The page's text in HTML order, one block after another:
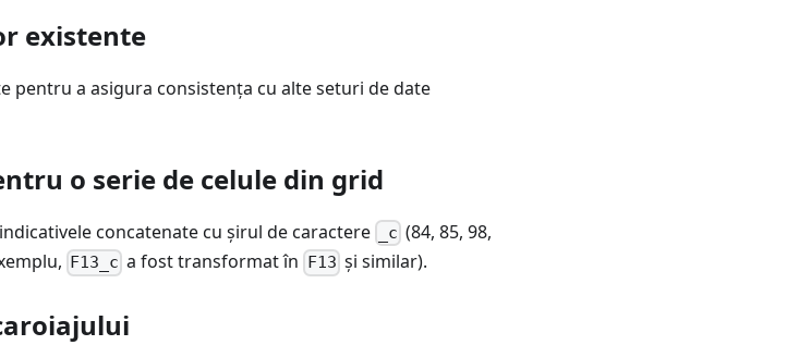
existente
pentru a asigura consistența cu alte seturi de date
o serie de celule din grid
concatenate cu șirul de caractere _c (84, 85, 98,
F13_c a fost transformat în F13 și similar).